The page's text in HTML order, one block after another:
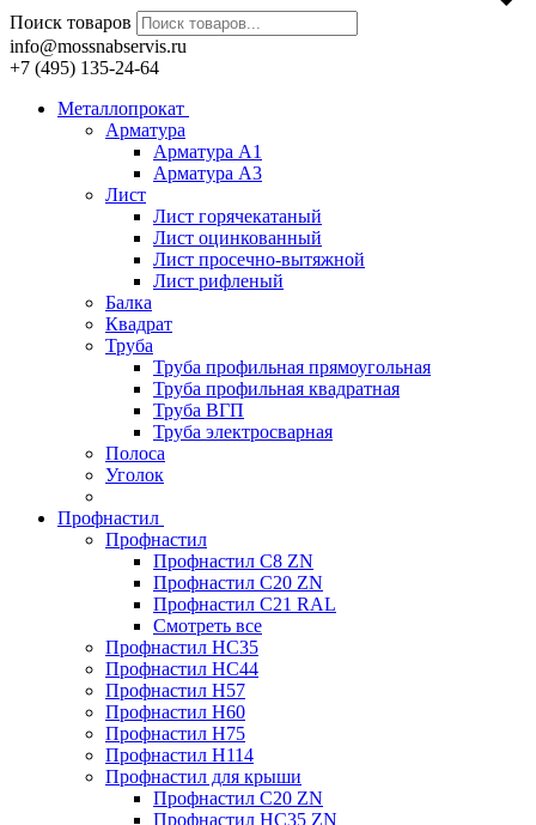
Поиск товаров
info@mossnabservis.ru
+7 (495) 135-24-64
Металлопрокат
Арматура
Арматура А1
Арматура А3
Лист
Лист горячекатаный
Лист оцинкованный
Лист просечно-вытяжной
Лист рифленый
Балка
Квадрат
Труба
Труба профильная прямоугольная
Труба профильная квадратная
Труба ВГП
Труба электросварная
Полоса
Уголок
Профнастил
Профнастил
Профнастил С8 ZN
Профнастил С20 ZN
Профнастил С21 RAL
Смотреть все
Профнастил HC35
Профнастил HC44
Профнастил H57
Профнастил H60
Профнастил H75
Профнастил H114
Профнастил для крыши
Профнастил С20 ZN
Профнастил НС35 ZN